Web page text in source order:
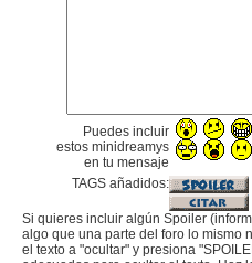
Puedes incluir
estos minidreamys
en tu mensaje
TAGS añadidos:
Si quieres incluir algún Spoiler
algo que una parte del foro lo mismo
el texto a "ocultar" y presiona